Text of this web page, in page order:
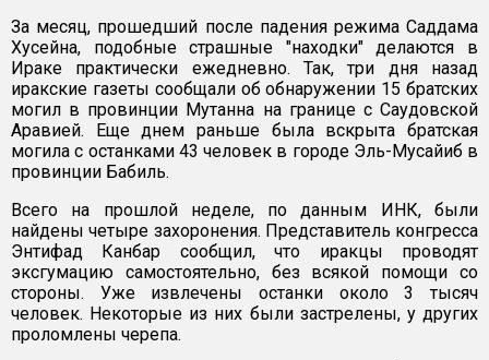
За месяц, прошедший после падения режима Саддама
Хусейна, подобные страшные "находки" делаются в
Ираке практически ежедневно. Так, три дня назад
иракские газеты сообщали об обнаружении 15 братских
могил в провинции Мутанна на границе с Саудовской
Аравией. Еще днем раньше была вскрыта братская
могила с останками 43 человек в городе Эль-Мусайиб в
провинции Бабиль.
Всего на прошлой неделе, по данным ИНК, были
найдены четыре захоронения. Представитель конгресса
Энтифад Канбар сообщил, что иракцы проводят
эксгумацию самостоятельно, без всякой помощи со
стороны. Уже извлечены останки около 3 тысяч
человек. Некоторые из них были застрелены, у других
проломлены черепа.